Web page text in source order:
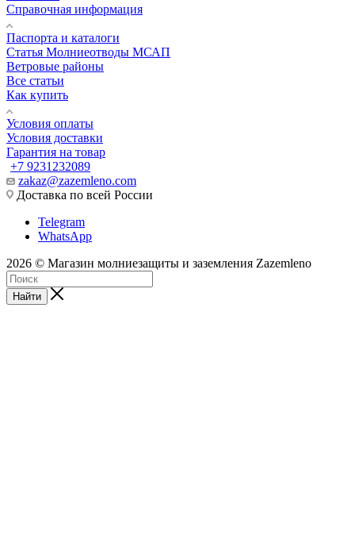
Справочная информация
Паспорта и каталоги
Статья Молниеотводы МСАП
Ветровые районы
Все статьи
Как купить
Условия оплаты
Условия доставки
Гарантия на товар
+7 9231232089
zakaz@zazemleno.com
Доставка по всей России
Telegram
WhatsApp
2026 © Магазин молниезащиты и заземления Zazemleno
Найти